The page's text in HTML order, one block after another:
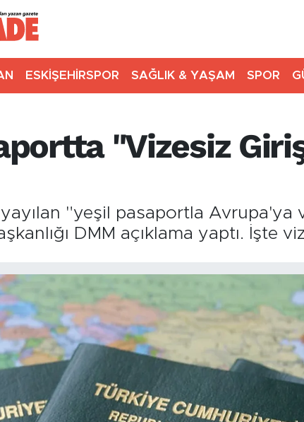
ESKİŞEHİRSPOR SAĞLIK & YAŞAM SPOR
"Vizesiz
"yeşil pasaportla Avrupa'ya
DMM açıklama yaptı. İşte